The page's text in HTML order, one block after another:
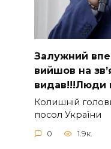
Зaлужний
вийшов на
видав!!!Люди
Колишній
посол України
0 1.9к.